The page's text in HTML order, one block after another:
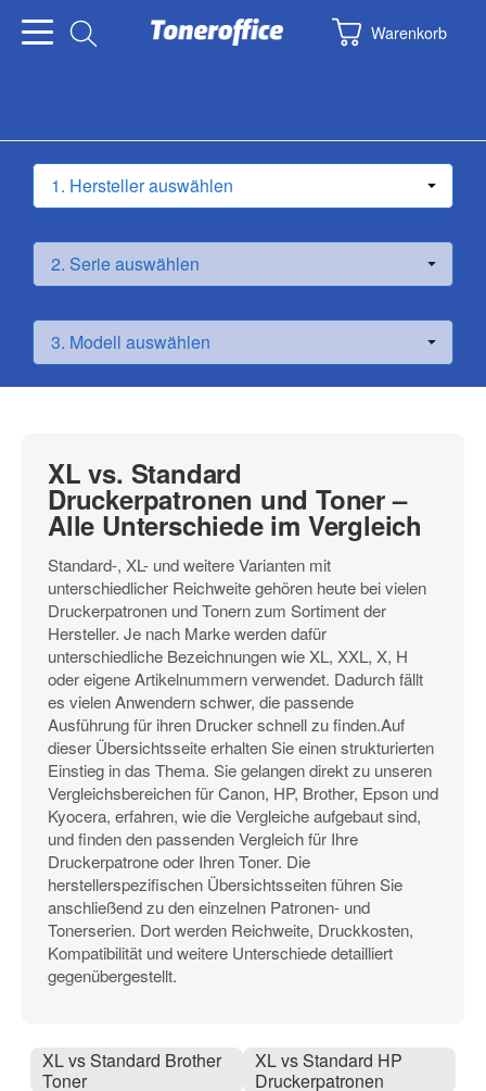
Warenkorb
XL vs. Standard
Druckerpatronen und Toner –
Alle Unterschiede im Vergleich
Standard-, XL- und weitere Varianten mit
unterschiedlicher Reichweite gehören heute bei vielen
Druckerpatronen und Tonern zum Sortiment der
Hersteller. Je nach Marke werden dafür
unterschiedliche Bezeichnungen wie XL, XXL, X, H
oder eigene Artikelnummern verwendet. Dadurch fällt
es vielen Anwendern schwer, die passende
Ausführung für ihren Drucker schnell zu finden.Auf
dieser Übersichtsseite erhalten Sie einen strukturierten
Einstieg in das Thema. Sie gelangen direkt zu unseren
Vergleichsbereichen für Canon, HP, Brother, Epson und
Kyocera, erfahren, wie die Vergleiche aufgebaut sind,
und finden den passenden Vergleich für Ihre
Druckerpatrone oder Ihren Toner. Die
herstellerspezifischen Übersichtsseiten führen Sie
anschließend zu den einzelnen Patronen- und
Tonerserien. Dort werden Reichweite, Druckkosten,
Kompatibilität und weitere Unterschiede detailliert
gegenübergestellt.
XL vs Standard Brother
Toner
XL vs Standard HP
Druckerpatronen